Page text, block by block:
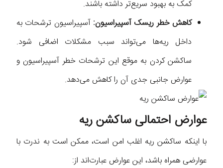
کمک به بهبود سریع‌تر داشته باشند.
کاهش خطر ریسک آسپیراسیون: آسپیراسیون ترشحات به
داخل ریه‌ها می‌تواند سبب مشکلات اضافی شود.
ساکشن کردن به موقع این ترشحات خطر آسپیراسیون و
عوارض جانبی جدی آن را کاهش می‌دهد.
عوارض احتمالی ساکشن ریه
با اینکه ساکشن ریه اغلب امن است، ممکن است به ندرت با
عوارضی همراه باشد، این عوارض عبارت‌اند از: